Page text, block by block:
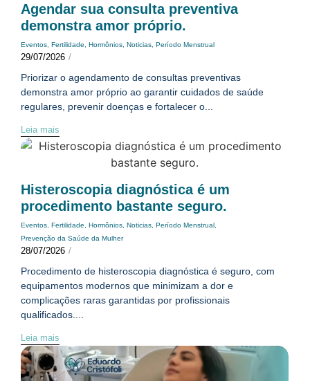
Agendar sua consulta preventiva
demonstra amor próprio.
Eventos Fertilidade Hormônios Noticias Período Menstrual
29/07/2026 /
Priorizar o agendamento de consultas preventivas
demonstra amor próprio ao garantir cuidados de saúde
regulares, prevenir doenças e fortalecer o...
Leia mais
Histeroscopia diagnóstica é um
procedimento bastante seguro.
Eventos Fertilidade Hormônios Noticias Período Menstrual
Prevenção da Saúde da Mulher
28/07/2026 /
Procedimento de histeroscopia diagnóstica é seguro, com
equipamentos modernos que minimizam a dor e
complicações raras garantidas por profissionais
qualificados....
Leia mais